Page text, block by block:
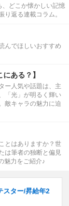
、どこか懐かしい記憶
返る連載コラム。
んでほしいおすすめ
ある？】
ー人気や話題は、主
「光」が明るく輝い
敵キャラの魅力に迫
とはありますか？世
は筆者の独断と偏見
魅力をご紹介♪
スター/昇給年2